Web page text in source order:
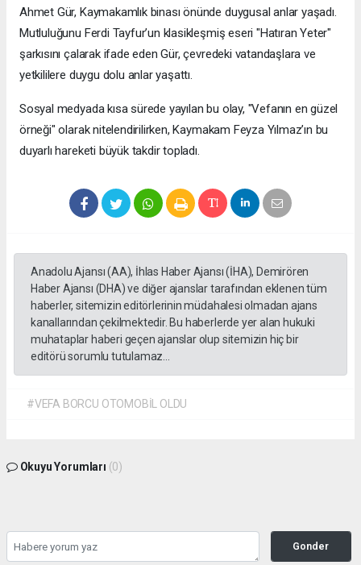
Ahmet Gür, Kaymakamlık binası önünde duygusal anlar yaşadı.
Mutluluğunu Ferdi Tayfur’un klasikleşmiş eseri "Hatıran Yeter"
şarkısını çalarak ifade eden Gür, çevredeki vatandaşlara ve
yetkililere duygu dolu anlar yaşattı.
Sosyal medyada kısa sürede yayılan bu olay, "Vefanın en güzel
örneği" olarak nitelendirilirken, Kaymakam Feyza Yılmaz’ın bu
duyarlı hareketi büyük takdir topladı.
Anadolu Ajansı (AA), İhlas Haber Ajansı (İHA), Demirören
Haber Ajansı (DHA) ve diğer ajanslar tarafından eklenen tüm
haberler, sitemizin editörlerinin müdahalesi olmadan ajans
kanallarından çekilmektedir. Bu haberlerde yer alan hukuki
muhataplar haberi geçen ajanslar olup sitemizin hiç bir
editörü sorumlu tutulamaz...
#VEFA BORCU OTOMOBİL OLDU
Okuyu Yorumları (0)
Gonder